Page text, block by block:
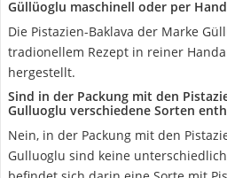
Güllüoglu maschinell oder per
Die Pistazien-Baklava der Marke
tradionellem Rezept in reiner
hergestellt.
Sind in der Packung mit den
Gulluoglu verschiedene Sorten
Nein, in der Packung mit den
Gulluoglu sind keine